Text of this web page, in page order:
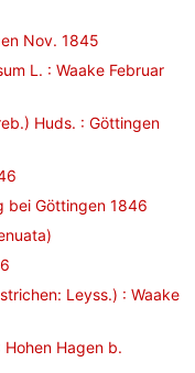
Nov. 1845
L. : Waake Februar
Huds. : Göttingen
bei Göttingen 1846
Leyss.) : Waake
Hagen b.